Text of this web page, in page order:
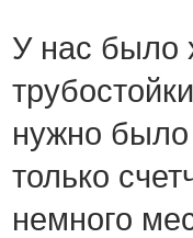
У нас было
нужно было
только
немного